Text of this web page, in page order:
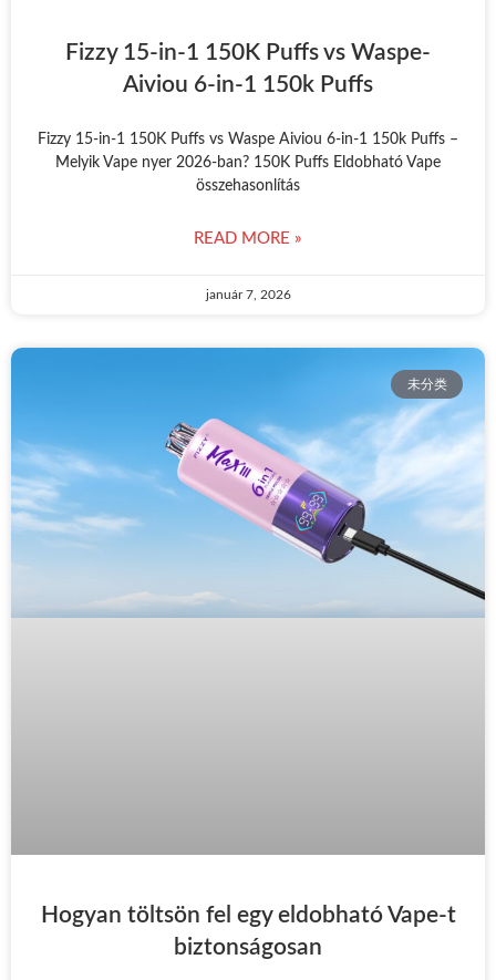
Fizzy 15-in-1 150K Puffs vs Waspe-
Aiviou 6-in-1 150k Puffs
Fizzy 15-in-1 150K Puffs vs Waspe Aiviou 6-in-1 150k Puffs –
Melyik Vape nyer 2026-ban? 150K Puffs Eldobható Vape
összehasonlítás
READ MORE »
január 7, 2026
未分类
Hogyan töltsön fel egy eldobható Vape-t
biztonságosan